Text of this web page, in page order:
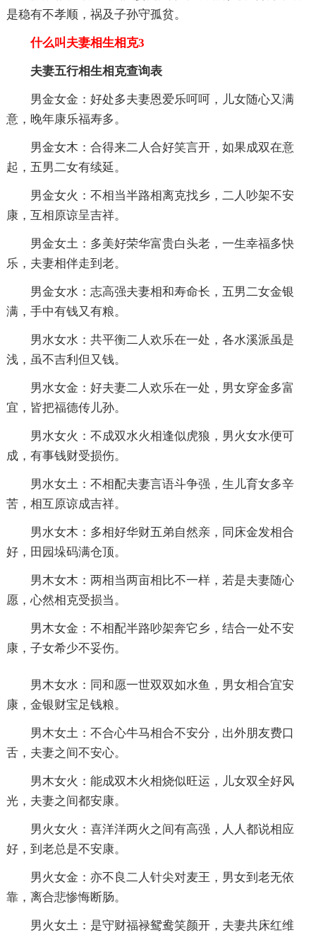
是稳有不孝顺，祸及子孙守孤贫。
什么叫夫妻相生相克3
夫妻五行相生相克查询表
男金女金：好处多夫妻恩爱乐呵呵，儿女随心又满
意，晚年康乐福寿多。
男金女木：合得来二人合好笑言开，如果成双在意
起，五男二女有续延。
男金女火：不相当半路相离克找乡，二人吵架不安
康，互相原谅呈吉祥。
男金女土：多美好荣华富贵白头老，一生幸福多快
乐，夫妻相伴走到老。
男金女水：志高强夫妻相和寿命长，五男二女金银
满，手中有钱又有粮。
男水女水：共平衡二人欢乐在一处，各水溪派虽是
浅，虽不吉利但又钱。
男水女金：好夫妻二人欢乐在一处，男女穿金多富
宜，皆把福德传儿孙。
男水女火：不成双水火相逢似虎狼，男火女水便可
成，有事钱财受损伤。
男水女土：不相配夫妻言语斗争强，生儿育女多辛
苦，相互原谅成吉祥。
男水女木：多相好华财五弟自然亲，同床金发相合
好，田园垛码满仓顶。
男木女木：两相当两亩相比不一样，若是夫妻随心
愿，心然相克受损当。
男木女金：不相配半路吵架奔它乡，结合一处不安
康，子女希少不妥伤。
男木女水：同和愿一世双双如水鱼，男女相合宜安
康，金银财宝足钱粮。
男木女土：不合心牛马相合不安分，出外朋友费口
舌，夫妻之间不安心。
男木女火：能成双木火相烧似旺运，儿女双全好风
光，夫妻之间都安康。
男火女火：喜洋洋两火之间有高强，人人都说相应
好，到老总是不安康。
男火女金：亦不良二人针尖对麦王，男女到老无依
靠，离合悲惨悔断肠。
男火女土：是守财福禄鸳鸯笑颜开，夫妻共床红维